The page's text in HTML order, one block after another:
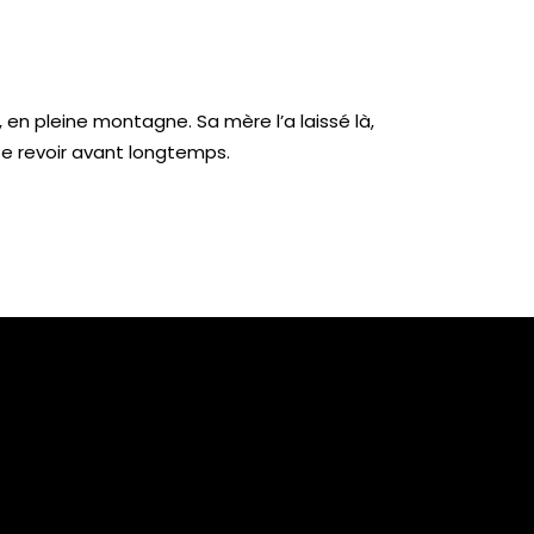
pleine montagne. Sa mère l’a laissé là,
revoir avant longtemps.